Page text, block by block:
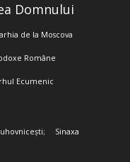
Domnului
de la Moscova
Române
Ecumenic
Sinaxa